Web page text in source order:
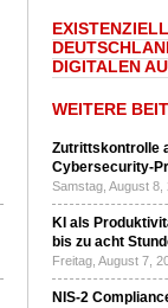
DIGITALEN
WEITERE
Zutrittskontrolle
Cybersecurity-
Samstag, August
KI als
bis zu acht
Freitag, August 7,
NIS-2